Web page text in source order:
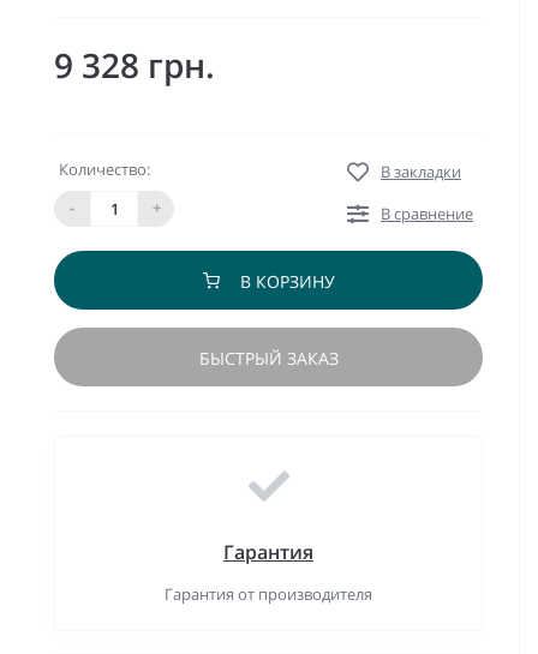
9 328 грн.
Количество:
-
+
В закладки
В сравнение
В КОРЗИНУ
БЫСТРЫЙ ЗАКАЗ
Гарантия
Гарантия от производителя